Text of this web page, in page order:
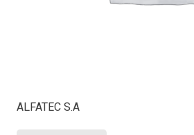
ALFATEC S.A